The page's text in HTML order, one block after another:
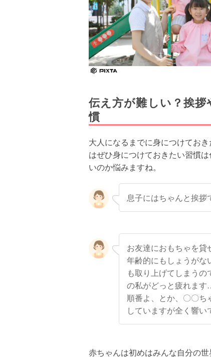
伝え方が難しい？挨
慣
大人になるまでに身につけてお
はぜひ身につけておきたい習慣
いのか悩みますね。
息子にはちゃんと挨
お友達におもちゃを貸
年齢的にもしょうがな
も取り上げてしまう
の私がどっと疲れま
順番よ、とか、〇〇
していますが全く響い
赤ちゃんは初めはみんな自分の